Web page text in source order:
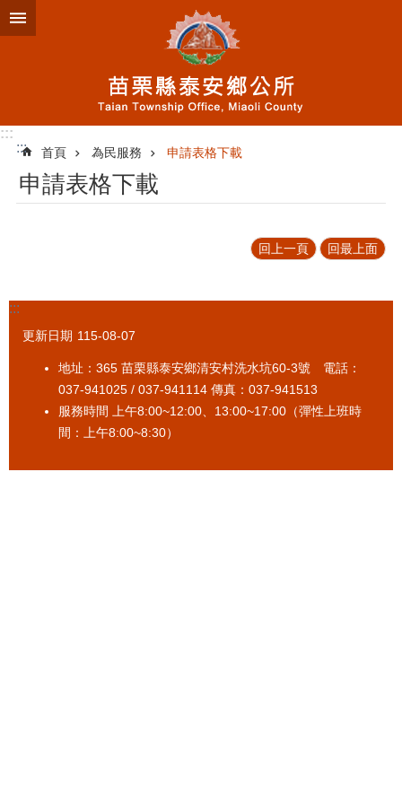
跳到主要內容區塊
:::
:::
首頁 為民服務 申請表格下載
申請表格下載
回上一頁 回最上面
:::
更新日期 115-08-07
地址：365 苗栗縣泰安鄉清安村洗水坑60-3號 電話：
037-941025 / 037-941114 傳真：037-941513
服務時間 上午8:00~12:00、13:00~17:00（彈性上班時
間：上午8:00~8:30）